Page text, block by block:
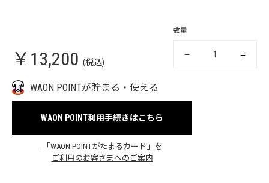
￥13,200 (税込)
数量
WAON POINTが貯まる・使える
WAON POINT利用手続きはこちら
「WAON POINTがたまるカード」を
ご利用のお客さまへのご案内